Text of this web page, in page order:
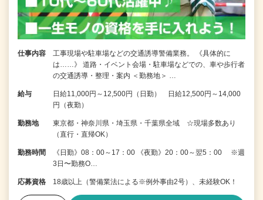
仕事内容
工事現場や駐車場などの交通誘導警備業務。 《具体的に
は……》 道路・イベント会場・駐車場などでの、車や歩行者
の交通誘導・整理・案内 ＜勤務地＞ …
給与
日給11,000円～12,500円（日勤） 日給12,500円～14,000
円（夜勤）
勤務地
東京都・神奈川県・埼玉県・千葉県全域 ☆現場多数あり
（直行・直帰OK）
勤務時間
《日勤》08：00～17：00 《夜勤》20：00～翌5：00 ※週
3日〜勤務O…
応募資格 18歳以上（警備業法による※例外事由2号）、未経験OK！